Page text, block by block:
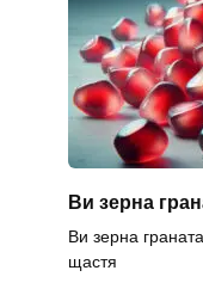
Ви зерна
Ви зерна
щастя